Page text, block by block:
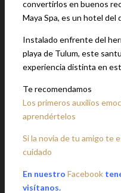
convertirlos en buenos
Maya Spa, es un hotel
Instalado enfrente del
playa de Tulum, este
experiencia distinta en
Te recomendamos
Los primeros auxilios
aprendértelos
Si la novia de tu amigo te
cuidado
En nuestro Facebook
visítanos.